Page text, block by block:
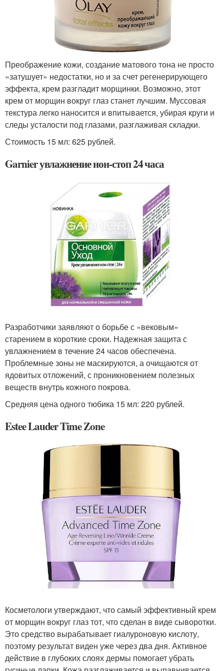
Преображение кожи, создание матового тона не просто
«затушует» недостатки, но и за счет регенерирующего
эффекта, крем разгладит морщинки. Возможно, этот
крем от морщин вокруг глаз станет лучшим. Муссовая
текстура легко наносится и впитывается, убирая круги и
следы усталости под глазами, разглаживая складки.
Стоимость 15 мл: 625 рублей.
Garnier увлажнение нон-стоп 24 часа
Разработчики заявляют о борьбе с «вековым»
старением в короткие сроки. Надежная защита с
увлажнением в течение 24 часов обеспечена.
Проблемные зоны не маскируются, а очищаются от
ядовитых отложений, с проникновением полезных
веществ внутрь кожного покрова.
Средняя цена одного тюбика 15 мл: 220 рублей.
Estee Lauder Time Zone
Косметологи утверждают, что самый эффективный крем
от морщин вокруг глаз тот, что сделан в виде сыворотки.
Это средство вырабатывает гиалуроновую кислоту,
поэтому результат виден уже через два дня. Активное
действие в глубоких слоях дермы помогает убрать